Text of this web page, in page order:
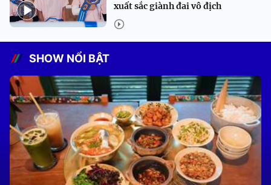
xuất sắc giành đai vô địch
SHOW NỔI BẬT